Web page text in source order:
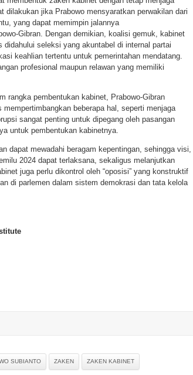
dilakukan jika Prabowo mensyaratkan perwakilan dari
yang dapat memimpin jalannya
Gibran. Dengan demikian, koalisi gemuk, kabinet
seleksi yang akuntabel di internal partai
keahlian tertentu untuk pemerintahan mendatang.
profesional maupun relawan yang memiliki
rangka pembentukan kabinet, Prabowo-Gibran
beberapa hal, seperti menjaga
sangat penting untuk dipegang oleh pasangan
untuk pembentukan kabinetnya.
dapat mewadahi beragam kepentingan, sehingga visi,
2024 dapat terlaksana, sekaligus melanjutkan
juga perlu dikontrol oleh “oposisi” yang konstruktif
di parlemen dalam sistem demokrasi dan tata kelola
SUBIANTO ZAKEN ZAKEN KABINET